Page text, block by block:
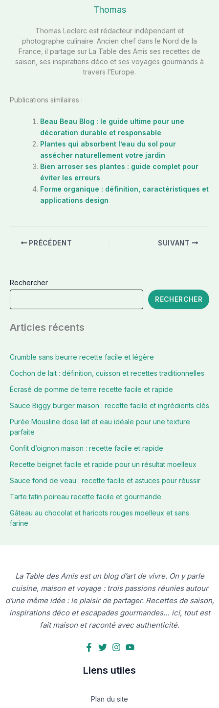
Thomas
Thomas Leclerc est rédacteur indépendant et
photographe culinaire. Ancien chef dans le Nord de la
France, il partage sur La Table des Amis ses recettes de
saison, ses inspirations déco et ses voyages gourmands à
travers l’Europe.
Publications similaires :
Beau Beau Blog : le guide ultime pour une
décoration durable et responsable
Plantes qui absorbent l’eau du sol pour
assécher naturellement votre jardin
Bien arroser ses plantes : guide complet pour
éviter les erreurs
Forme organique : définition, caractéristiques et
applications design
PRÉCÉDENT SUIVANT
Rechercher
RECHERCHER
Articles récents
Crumble sans beurre recette facile et légère
Cochon de lait : définition, cuisson et recettes traditionnelles
Écrasé de pomme de terre recette facile et rapide
Sauce Biggy burger maison : recette facile et ingrédients clés
Purée Mousline dose lait et eau idéale pour une texture
parfaite
Confit d’oignon maison : recette facile et rapide
Recette beignet facile et rapide pour un résultat moelleux
Sauce fond de veau : recette facile et astuces pour réussir
Tarte tatin poireau recette facile et gourmande
Gâteau au chocolat et haricots rouges moelleux et sans
farine
La Table des Amis est un blog d’art de vivre. On y parle
cuisine, maison et voyage : trois passions réunies autour
d’une même idée : le plaisir de partager. Recettes de saison,
inspirations déco et escapades gourmandes… ici, tout est
fait maison et raconté avec authenticité.
Liens utiles
Plan du site